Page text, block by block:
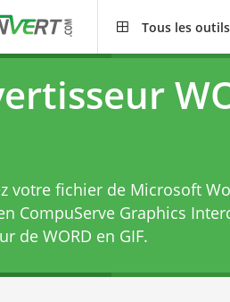
Tous les outils
votre fichier de Microsoft
CompuServe Graphics
de WORD en GIF.